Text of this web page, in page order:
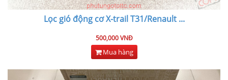
Lọc gió động cơ X-trail T31/Renault...
500,000 VNĐ
Mua hàng